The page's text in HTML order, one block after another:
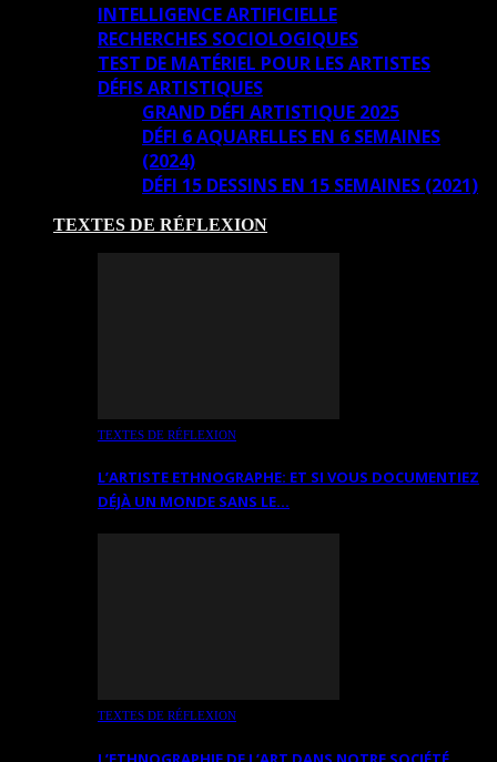
INTELLIGENCE ARTIFICIELLE
RECHERCHES SOCIOLOGIQUES
TEST DE MATÉRIEL POUR LES ARTISTES
DÉFIS ARTISTIQUES
GRAND DÉFI ARTISTIQUE 2025
DÉFI 6 AQUARELLES EN 6 SEMAINES
(2024)
DÉFI 15 DESSINS EN 15 SEMAINES (2021)
TEXTES DE RÉFLEXION
TEXTES DE RÉFLEXION
L’ARTISTE ETHNOGRAPHE: ET SI VOUS DOCUMENTIEZ
DÉJÀ UN MONDE SANS LE…
TEXTES DE RÉFLEXION